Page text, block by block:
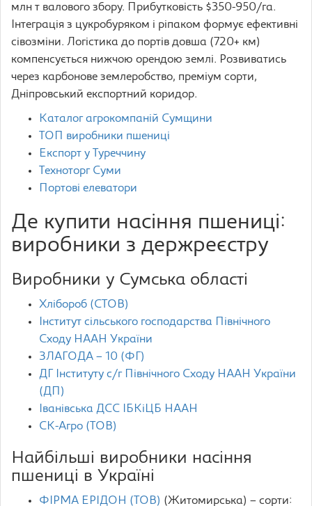
млн т валового збору. Прибутковість $350-950/га.
Інтеграція з цукробуряком і ріпаком формує ефективні
сівозміни. Логістика до портів довша (720+ км)
компенсується нижчою орендою землі. Розвиватись
через карбонове землеробство, преміум сорти,
Дніпровський експортний коридор.
Каталог агрокомпаній Сумщини
ТОП виробники пшениці
Експорт у Туреччину
Техноторг Суми
Портові елеватори
Де купити насіння пшениці:
виробники з держреєстру
Виробники у Сумська області
Хлібороб (СТОВ)
Інститут сільського господарства Північного
Сходу НААН України
ЗЛАГОДА – 10 (ФГ)
ДГ Інституту с/г Північного Сходу НААН України
(ДП)
Іванівська ДСС ІБКіЦБ НААН
СК-Агро (ТОВ)
Найбільші виробники насіння
пшениці в Україні
ФІРМА ЕРІДОН (ТОВ) (Житомирська) – сорти: